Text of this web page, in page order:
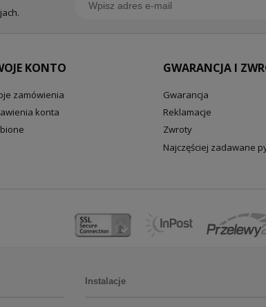
KONTO
zamówienia
konta
GWARANCJA I
Gwarancja
Reklamacje
Zwroty
Najczęściej zadawane
Instalacje